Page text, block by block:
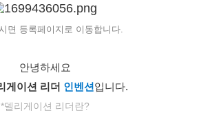
면 등록페이지로 이동합니다.
안녕하세요
게이션 리더 인벤션입니다.
*델리게이션 리더란?